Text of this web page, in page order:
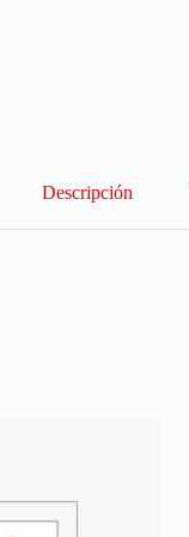
Descripción